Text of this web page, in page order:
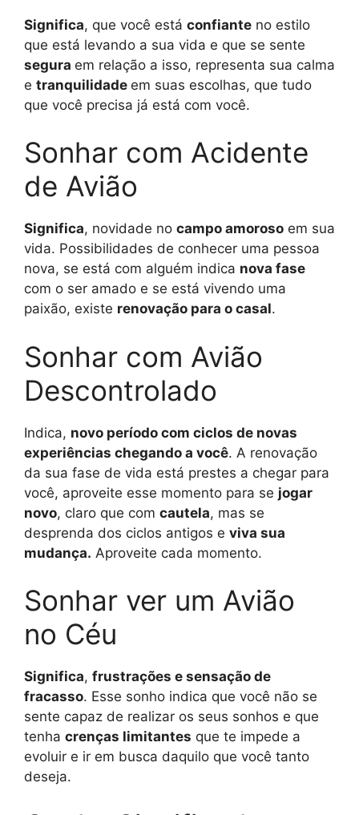
Significa, que você está confiante no estilo
que está levando a sua vida e que se sente
segura em relação a isso, representa sua calma
e tranquilidade em suas escolhas, que tudo
que você precisa já está com você.
Sonhar com Acidente
de Avião
Significa, novidade no campo amoroso em sua
vida. Possibilidades de conhecer uma pessoa
nova, se está com alguém indica nova fase
com o ser amado e se está vivendo uma
paixão, existe renovação para o casal.
Sonhar com Avião
Descontrolado
Indica, novo período com ciclos de novas
experiências chegando a você. A renovação
da sua fase de vida está prestes a chegar para
você, aproveite esse momento para se jogar
novo, claro que com cautela, mas se
desprenda dos ciclos antigos e viva sua
mudança. Aproveite cada momento.
Sonhar ver um Avião
no Céu
Significa, frustrações e sensação de
fracasso. Esse sonho indica que você não se
sente capaz de realizar os seus sonhos e que
tenha crenças limitantes que te impede a
evoluir e ir em busca daquilo que você tanto
deseja.